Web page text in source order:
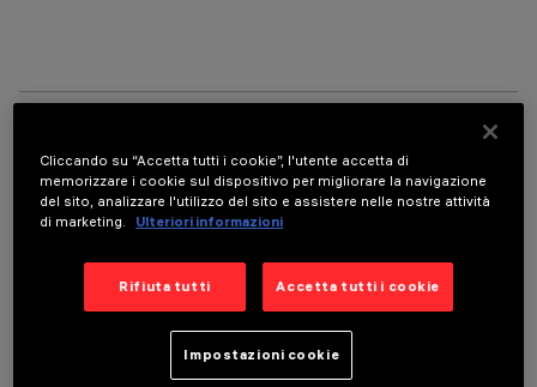
DATI TECNICI
ULTIMO AGGIORNAMENTO: 06/08/2026
Apparecchio per illuminazione lineare per architetture da
realizzato su circuito flessibile bianco da 24Vdc, lungo
L=804mm. Il circuito led è completamente incapsulato IP68
Cliccando su “Accetta tutti i cookie”, l'utente accetta di
memorizzare i cookie sul dispositivo per migliorare la navigazione
del sito, analizzare l'utilizzo del sito e assistere nelle nostre attività
di marketing.
Ulteriori informazioni
Rifiuta tutti Accetta tutti i cookie
Impostazioni cookie